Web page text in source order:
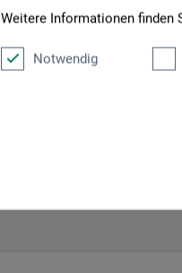
Weitere Informationen finden
Notwendig